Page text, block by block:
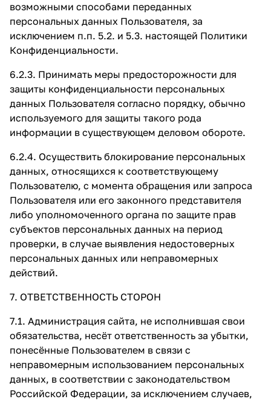
возможными способами переданных
персональных данных Пользователя, за
исключением п.п. 5.2. и 5.3. настоящей Политики
Конфиденциальности.
6.2.3. Принимать меры предосторожности для
защиты конфиденциальности персональных
данных Пользователя согласно порядку, обычно
используемого для защиты такого рода
информации в существующем деловом обороте.
6.2.4. Осуществить блокирование персональных
данных, относящихся к соответствующему
Пользователю, с момента обращения или запроса
Пользователя или его законного представителя
либо уполномоченного органа по защите прав
субъектов персональных данных на период
проверки, в случае выявления недостоверных
персональных данных или неправомерных
действий.
7. ОТВЕТСТВЕННОСТЬ СТОРОН
7.1. Администрация сайта, не исполнившая свои
обязательства, несёт ответственность за убытки,
понесённые Пользователем в связи с
неправомерным использованием персональных
данных, в соответствии с законодательством
Российской Федерации, за исключением случаев,